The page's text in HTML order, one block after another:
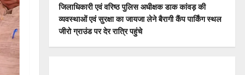
जिलाधिकारी एवं वरिष्ठ पुलिस अधीक्षक डाक कांवड़ की
व्यवस्थाओं एवं सुरक्षा का जायजा लेने बैरागी कैंप पार्किंग स्थल
जीरो ग्राउंड पर देर रात्रि पहुंचे